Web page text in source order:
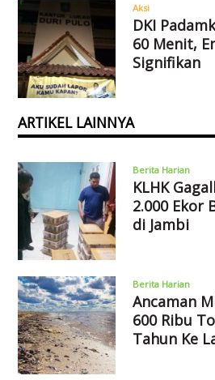
Aksi
DKI
60 Menit,
Signifikan
ARTIKEL LAINNYA
Berita Harian
KLHK
2.000 Ekor
di Jambi
Berita Harian
Ancaman
600 Ribu
Tahun Ke